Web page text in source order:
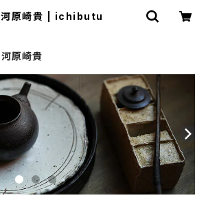
河原崎貴 | ichibutu
河原崎貴